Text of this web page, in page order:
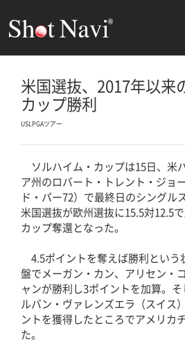
米国選抜、2017年以来
カップ勝利
USLPGAツアー
ソルハイム・カップは15日、米
ア州のロバート・トレント・ジョ
ド・パー72）で最終日のシングル
米国選抜が欧州選抜に15.5対12.5
カップ奪還となった。
4.5ポイントを奪えば勝利という
盤でメーガン・カン、アリセン・
ャンが勝利し3ポイントを加算。
ルバン・ヴァレンズエラ（スイス
ントを獲得したところでアメリカ
た。